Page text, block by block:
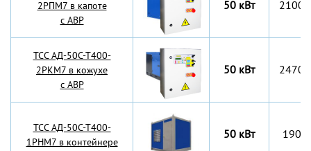
2РПМ7 в капоте
с АВР
50 кВт
TCC АД-50С-Т400-
2РКМ7 в кожухе
с АВР
50 кВт
TCC АД-50С-Т400-
1РНМ7 в контейнере
50 кВт